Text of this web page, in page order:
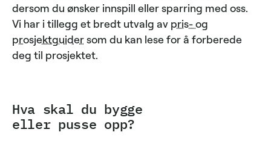
dersom du ønsker innspill eller sparring med oss.
Vi har i tillegg et bredt utvalg av pris- og
prosjektguidersom du kan lese for å forberede
deg til prosjektet.
Hva skal du bygge
eller pusse opp?